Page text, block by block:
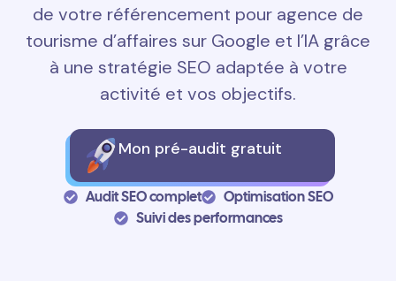
de votre référencement pour agence de
tourisme d’affaires sur Google et l’IA grâce
à une stratégie SEO adaptée à votre
activité et vos objectifs.
Mon pré-audit gratuit
Audit SEO complet
Optimisation SEO
Suivi des performances